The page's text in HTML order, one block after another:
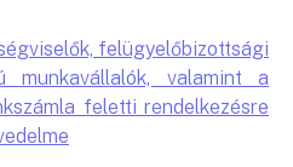
felügyelőbizottsági
valamint a
feletti rendelkezésre